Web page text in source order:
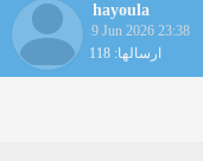
hayoula
9 Jun 2026 23:38
ارسالها: 118